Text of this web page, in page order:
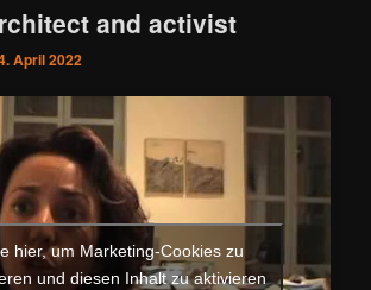
and activist
April 2022
hier, um Marketing-Cookies zu
und diesen Inhalt zu aktivieren